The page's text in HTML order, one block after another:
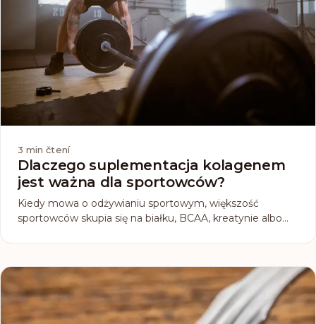
3 min čtení
Dlaczego suplementacja kolagenem
jest ważna dla sportowców?
Kiedy mowa o odżywianiu sportowym, większość
sportowców skupia się na białku, BCAA, kreatynie albo
zdrowej skóry i włosów, lecz przede wszystkim wsparcia
mięśni, stawów i ścięgien, czyli tych części ciała, które
każdy sportowiec obciąża do maksimum.